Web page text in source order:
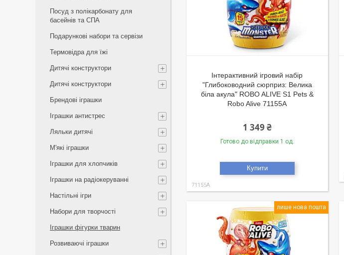
Інтерактивний ігровий набір
"Глибоководний сюрприз: Велика
біла акула" ROBO ALIVE S1 Pets &
Robo Alive 71155A
1 349 ₴
Готово до відправки 1 од.
Купити
71155A
лише нова пошта
Посуд з полікарбонату для
басейнів та СПА
Подарункові набори та сервізи
Термовідра для їжі
Дитячі конструктори
Дитячі конструктори
Брендові іграшки
Іграшки антистрес
Ляльки дитячі
М'які іграшки
Іграшки для хлопчиків
Іграшки на радіокеруванні
Настільні ігри
Набори для творчості
Іграшки фігурки тварин
Розвиваючі іграшки